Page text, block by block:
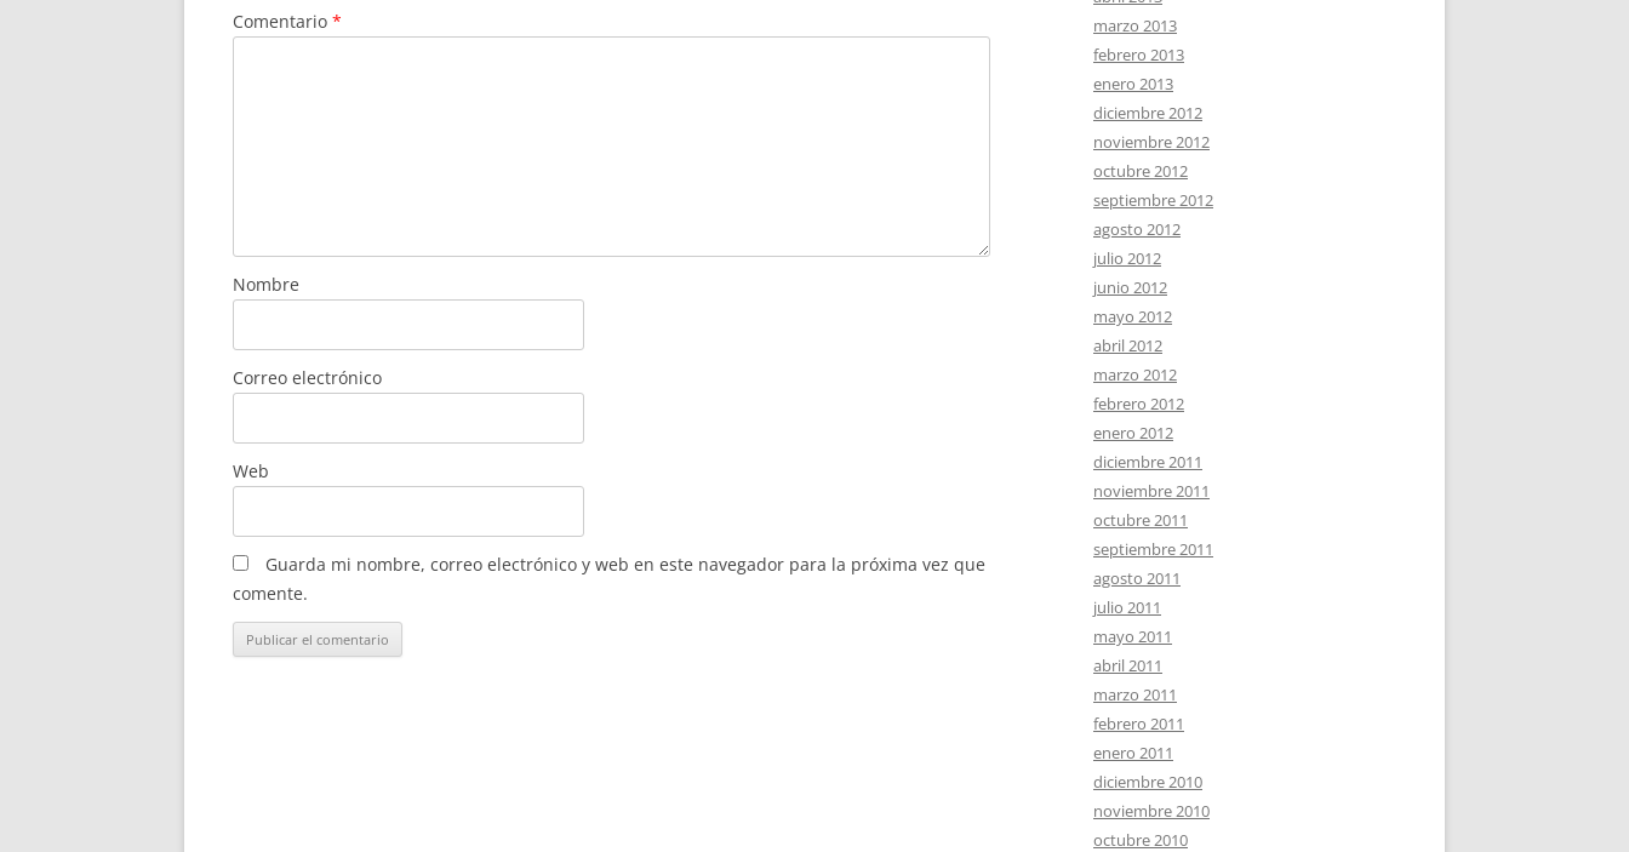
Comentario *
Nombre
Correo electrónico
Web
Guarda mi nombre, correo electrónico y web en este navegador para la próxima vez que
comente.
marzo 2013
febrero 2013
enero 2013
diciembre 2012
noviembre 2012
octubre 2012
septiembre 2012
agosto 2012
julio 2012
junio 2012
mayo 2012
abril 2012
marzo 2012
febrero 2012
enero 2012
diciembre 2011
noviembre 2011
octubre 2011
septiembre 2011
agosto 2011
julio 2011
mayo 2011
abril 2011
marzo 2011
febrero 2011
enero 2011
diciembre 2010
noviembre 2010
octubre 2010